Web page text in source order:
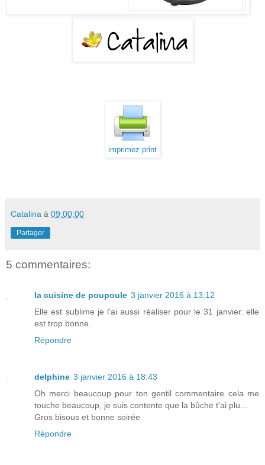
imprimez print
Catalina à 09:00:00
Partager
5 commentaires:
la cuisine de poupoule 3 janvier 2016 à 13:12
Elle est sublime je l'ai aussi réaliser pour le 31 janvier. elle
est trop bonne.
Répondre
delphine 3 janvier 2016 à 18:43
Oh merci beaucoup pour ton gentil commentaire cela me
touche beaucoup, je suis contente que la bûche t'ai plu...
Gros bisous et bonne soirée
Répondre